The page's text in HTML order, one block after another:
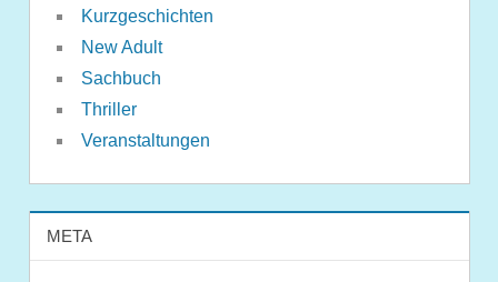
Kurzgeschichten
New Adult
Sachbuch
Thriller
Veranstaltungen
META